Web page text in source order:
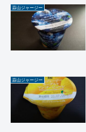
蒜山ジャージー
蒜山ジャージー